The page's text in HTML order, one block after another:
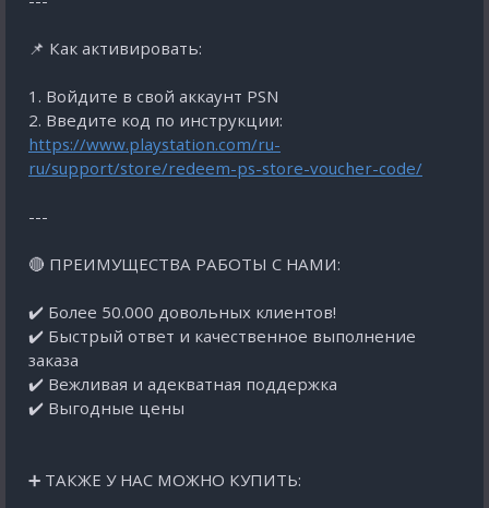
📌 Как активировать:
1. Войдите в свой аккаунт PSN
2. Введите код по инструкции:
https://www.playstation.com/ru-
ru/support/store/redeem-ps-store-voucher-code/
---
🔴 ПРЕИМУЩЕСТВА РАБОТЫ С НАМИ:
✔️ Более 50.000 довольных клиентов!
✔️ Быстрый ответ и качественное выполнение
заказа
✔️ Вежливая и адекватная поддержка
✔️ Выгодные цены
➕ ТАКЖЕ У НАС МОЖНО КУПИТЬ: